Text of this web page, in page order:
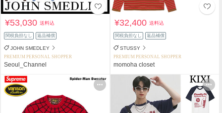
¥53,030送料込
関税負担なし 返品補償
JOHN SMEDLEY
PREMIUM PERSONAL SHOPPER
Seoul_Channel
¥32,400送料込
関税負担なし 返品補償
STUSSY
PREMIUM PERSONAL SHOPPER
momoha closet